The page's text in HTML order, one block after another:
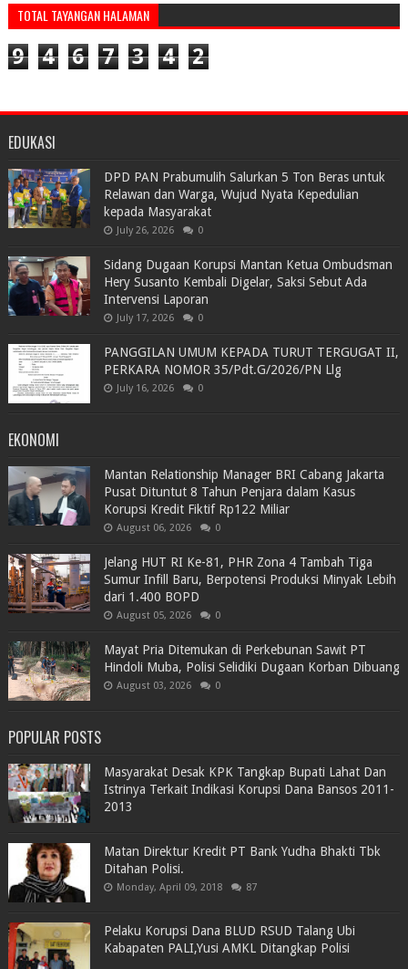
TOTAL TAYANGAN HALAMAN
9 4 6 7 3 4 2
EDUKASI
DPD PAN Prabumulih Salurkan 5 Ton Beras untuk
Relawan dan Warga, Wujud Nyata Kepedulian
kepada Masyarakat
July 26, 2026 0
Sidang Dugaan Korupsi Mantan Ketua Ombudsman
Hery Susanto Kembali Digelar, Saksi Sebut Ada
Intervensi Laporan
July 17, 2026 0
PANGGILAN UMUM KEPADA TURUT TERGUGAT II,
PERKARA NOMOR 35/Pdt.G/2026/PN Llg
July 16, 2026 0
EKONOMI
Mantan Relationship Manager BRI Cabang Jakarta
Pusat Dituntut 8 Tahun Penjara dalam Kasus
Korupsi Kredit Fiktif Rp122 Miliar
August 06, 2026 0
Jelang HUT RI Ke-81, PHR Zona 4 Tambah Tiga
Sumur Infill Baru, Berpotensi Produksi Minyak Lebih
dari 1.400 BOPD
August 05, 2026 0
Mayat Pria Ditemukan di Perkebunan Sawit PT
Hindoli Muba, Polisi Selidiki Dugaan Korban Dibuang
August 03, 2026 0
POPULAR POSTS
Masyarakat Desak KPK Tangkap Bupati Lahat Dan
Istrinya Terkait Indikasi Korupsi Dana Bansos 2011-
2013
Matan Direktur Kredit PT Bank Yudha Bhakti Tbk
Ditahan Polisi.
Monday, April 09, 2018 87
Pelaku Korupsi Dana BLUD RSUD Talang Ubi
Kabapaten PALI,Yusi AMKL Ditangkap Polisi